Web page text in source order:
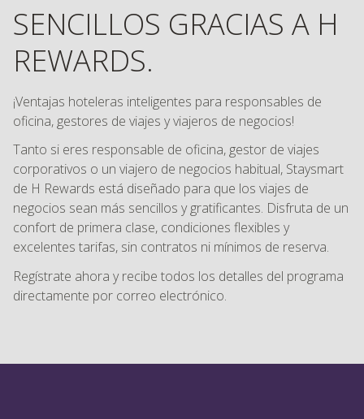
SENCILLOS GRACIAS A H
REWARDS.
¡Ventajas hoteleras inteligentes para responsables de
oficina, gestores de viajes y viajeros de negocios!
Tanto si eres responsable de oficina, gestor de viajes
corporativos o un viajero de negocios habitual, Staysmart
de H Rewards está diseñado para que los viajes de
negocios sean más sencillos y gratificantes. Disfruta de un
confort de primera clase, condiciones flexibles y
excelentes tarifas, sin contratos ni mínimos de reserva.
Regístrate ahora y recibe todos los detalles del programa
directamente por correo electrónico.